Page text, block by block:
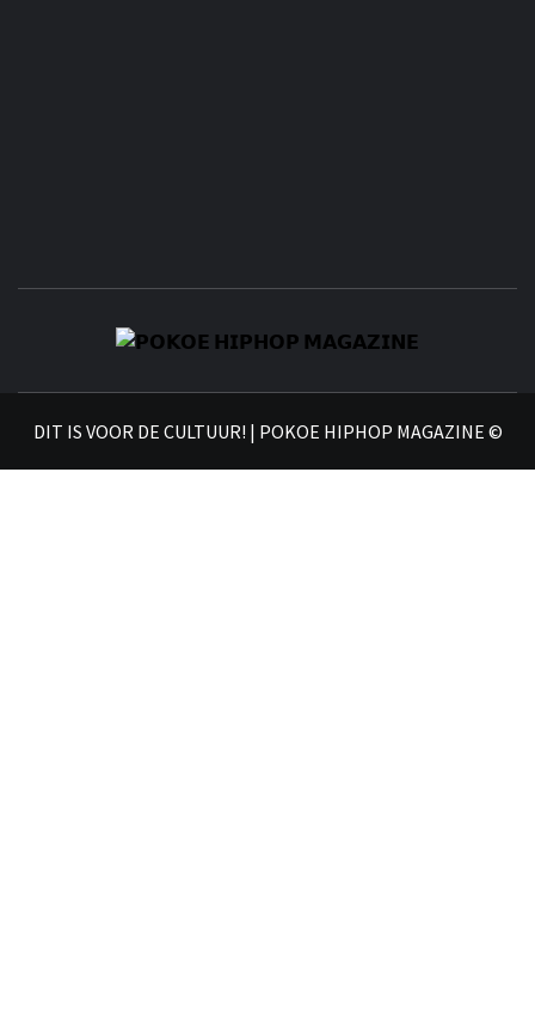
DIT IS VOOR DE CULTUUR! | POKOE HIPHOP MAGAZINE ©